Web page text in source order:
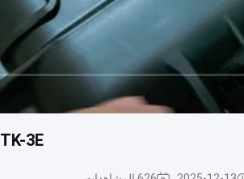
TK-3E نظام مراقبة اهتزازات بنتلي نيفادا